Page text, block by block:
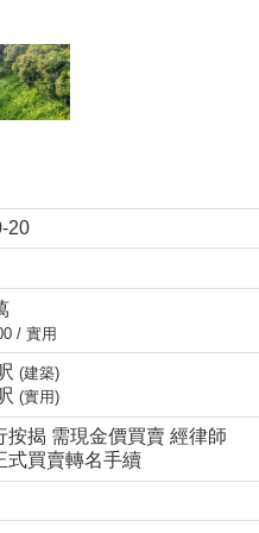
20
/ 實用
(建築)
(實用)
按揭 需現金價買賣 經律師
式買賣轉名手續